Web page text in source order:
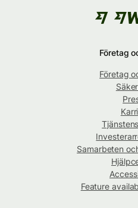
Företag
Företag
Samarbeten
Feature